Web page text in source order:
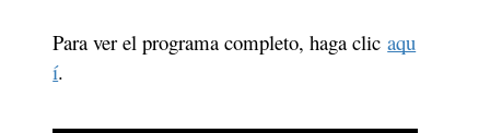
Para ver el programa completo, haga clic aqu
í.